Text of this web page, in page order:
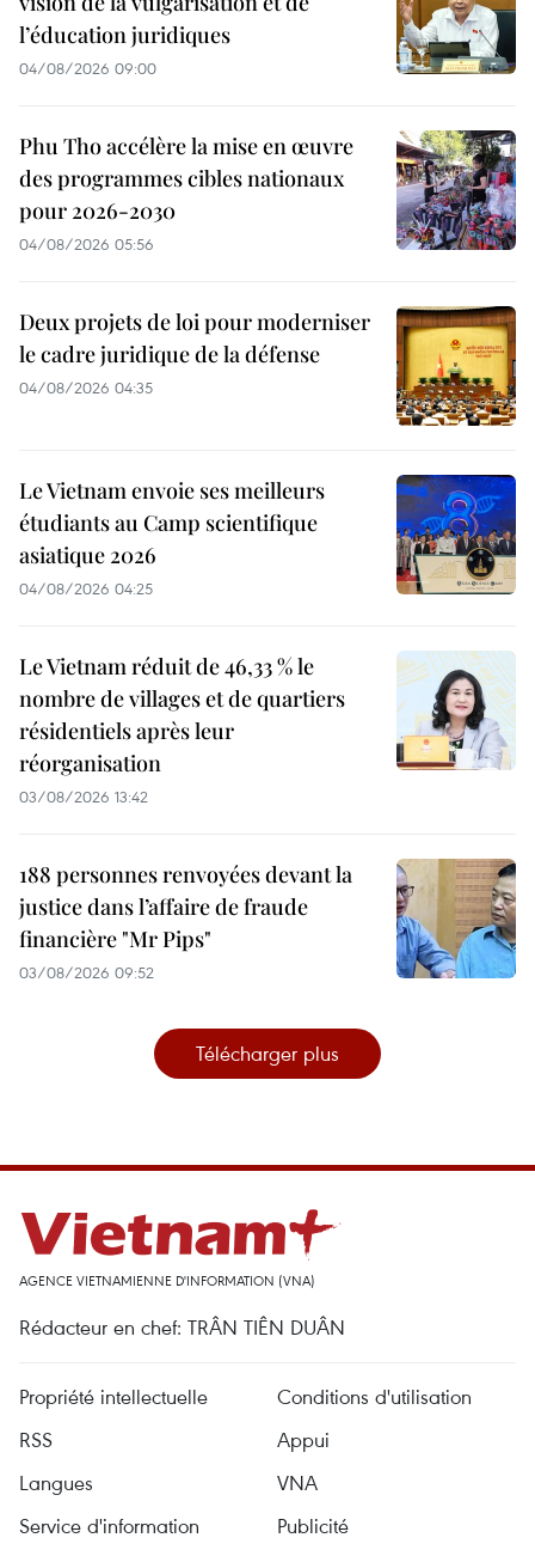
l’éducation juridiques
04/08/2026 09:00
Phu Tho accélère la mise en œuvre
des programmes cibles nationaux
pour 2026-2030
04/08/2026 05:56
Deux projets de loi pour moderniser
le cadre juridique de la défense
04/08/2026 04:35
Le Vietnam envoie ses meilleurs
étudiants au Camp scientifique
asiatique 2026
04/08/2026 04:25
Le Vietnam réduit de 46,33 % le
nombre de villages et de quartiers
résidentiels après leur
réorganisation
03/08/2026 13:42
188 personnes renvoyées devant la
justice dans l’affaire de fraude
financière "Mr Pips"
03/08/2026 09:52
Télécharger plus
AGENCE VIETNAMIENNE D'INFORMATION (VNA)
Rédacteur en chef: TRÂN TIÊN DUÂN
Propriété intellectuelle
Conditions d'utilisation
RSS
Appui
Langues
VNA
Service d'information
Publicité